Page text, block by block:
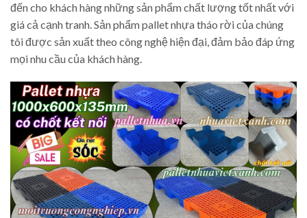
đến cho khách hàng những sản phẩm chất lượng tốt nhất với
giá cả cạnh tranh. Sản phẩm pallet nhựa tháo rời của chúng
tôi được sản xuất theo công nghệ hiện đại, đảm bảo đáp ứng
mọi nhu cầu của khách hàng.